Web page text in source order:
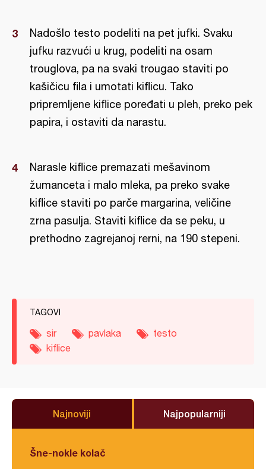
Nadošlo testo podeliti na pet jufki. Svaku
jufku razvući u krug, podeliti na osam
trouglova, pa na svaki trougao staviti po
kašičicu fila i umotati kiflicu. Tako
pripremljene kiflice poređati u pleh, preko pek
papira, i ostaviti da narastu.
Narasle kiflice premazati mešavinom
žumanceta i malo mleka, pa preko svake
kiflice staviti po parče margarina, veličine
zrna pasulja. Staviti kiflice da se peku, u
prethodno zagrejanoj rerni, na 190 stepeni.
TAGOVI
sir pavlaka
testo
kiflice
Najnoviji Najpopularniji
Šne-nokle kolač